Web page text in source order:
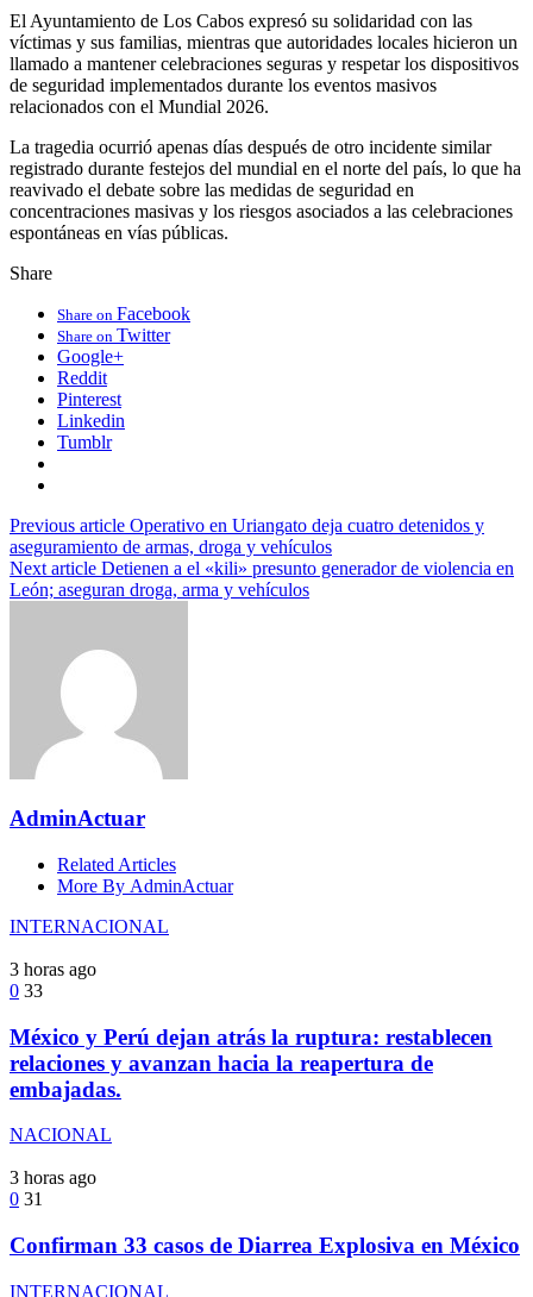
El Ayuntamiento de Los Cabos expresó su solidaridad con las
víctimas y sus familias, mientras que autoridades locales hicieron un
llamado a mantener celebraciones seguras y respetar los dispositivos
de seguridad implementados durante los eventos masivos
relacionados con el Mundial 2026.
La tragedia ocurrió apenas días después de otro incidente similar
registrado durante festejos del mundial en el norte del país, lo que ha
reavivado el debate sobre las medidas de seguridad en
concentraciones masivas y los riesgos asociados a las celebraciones
espontáneas en vías públicas.
Share
Share on Facebook
Share on Twitter
Google+
Reddit
Pinterest
Linkedin
Tumblr
Previous article Operativo en Uriangato deja cuatro detenidos y
aseguramiento de armas, droga y vehículos
Next article Detienen a el «kili» presunto generador de violencia en
León; aseguran droga, arma y vehículos
AdminActuar
Related Articles
More By AdminActuar
INTERNACIONAL
3 horas ago
0 33
México y Perú dejan atrás la ruptura: restablecen
relaciones y avanzan hacia la reapertura de
embajadas.
NACIONAL
3 horas ago
0 31
Confirman 33 casos de Diarrea Explosiva en México
INTERNACIONAL